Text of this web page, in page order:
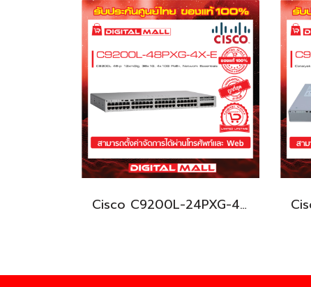
Cisco C9200L-24PXG-4X-E อุปกรณ์ขยายสัญญาณ (Gigabit Switch Hub)